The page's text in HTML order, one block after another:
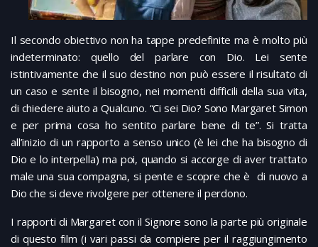
Il secondo obiettivo non ha tappe predefinite ma è molto più
indeterminato: quello del parlare con Dio. Lei sente
istintivamente che il suo destino non può essere il risultato di
un caso e sente il bisogno, nei momenti difficili della sua vita,
di chiedere aiuto a Qualcuno. “Ci sei Dio? Sono Margaret Simon
e per prima cosa ho sentito parlare bene di te”. Si tratta
all’inizio di un rapporto a senso unico (è lei che ha bisogno di
Dio e lo interpella) ma poi, quando si accorge di aver trattato
male una sua compagna, si pente e scopre che è di nuovo a
Dio che si deve rivolgere per ottenere il perdono.
I rapporti di Margaret con il Signore sono la parte più originale
di questo film (i vari passi da compiere per il raggiungimento